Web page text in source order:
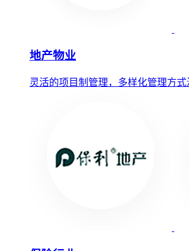
地产物业
灵活的项目制管理，多样化管理方